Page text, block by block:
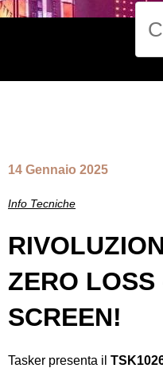
NEWS
14 Gennaio 2025
Info Tecniche
ZERO
SCREEN!
Tasker presenta il